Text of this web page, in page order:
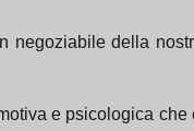
della
e psicologica